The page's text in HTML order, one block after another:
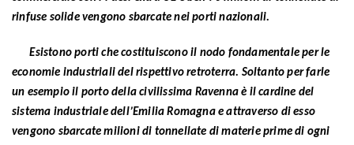
rinfuse solide vengono sbarcate nei porti nazionali.
Esistono porti che costituiscono il nodo fondamentale per le
economie industriali del rispettivo retroterra. Soltanto per farle
un esempio il porto della civilissima Ravenna è il cardine del
sistema industriale dell’Emilia Romagna e attraverso di esso
vengono sbarcate milioni di tonnellate di materie prime di ogni